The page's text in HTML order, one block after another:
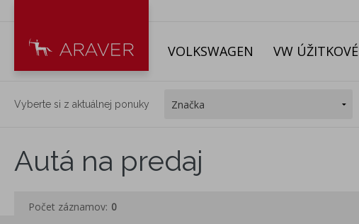
VOLKSWAGEN VW ÚŽITKOVÉ
Vyberte si z aktuálnej ponuky
Autá na predaj
Počet záznamov: 0